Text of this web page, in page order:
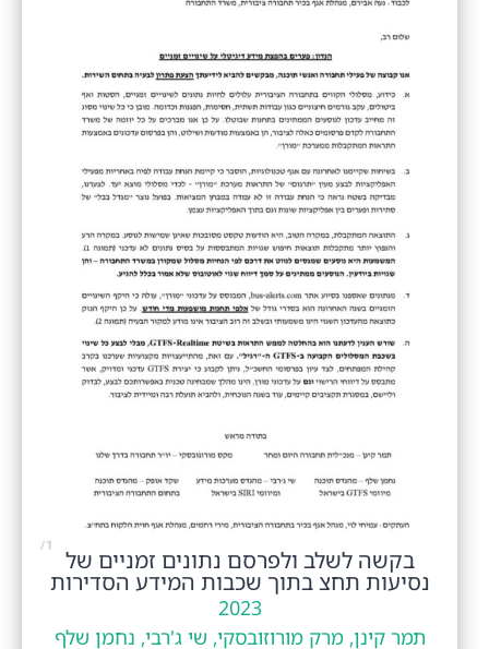
בקשה לשלב ולפרסם נתונים זמניים של
נסיעות תחצ בתוך שכבות המידע הסדירות
2023
תמר קינן, מרק מורוזובסקי, שי ג'רבי, נחמן שלף